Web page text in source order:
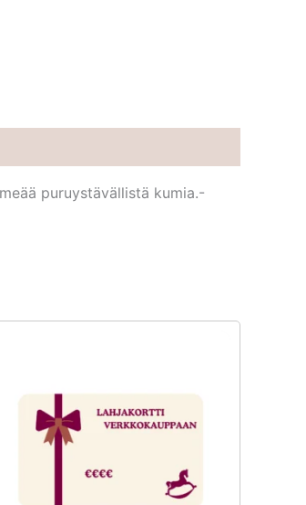
puruystävällistä kumia.-